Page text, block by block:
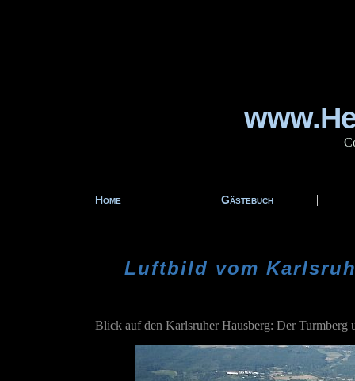
Home | Gästebuch |
Luftbild vom
Blick auf den Karlsruher Hausberg: Der Turmberg